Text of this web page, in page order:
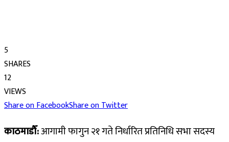
5
SHARES
12
VIEWS
Share on FacebookShare on Twitter
काठमाडौँ:आगामी फागुन २१ गते निर्धारित प्रतिनिधि सभा सदस्य